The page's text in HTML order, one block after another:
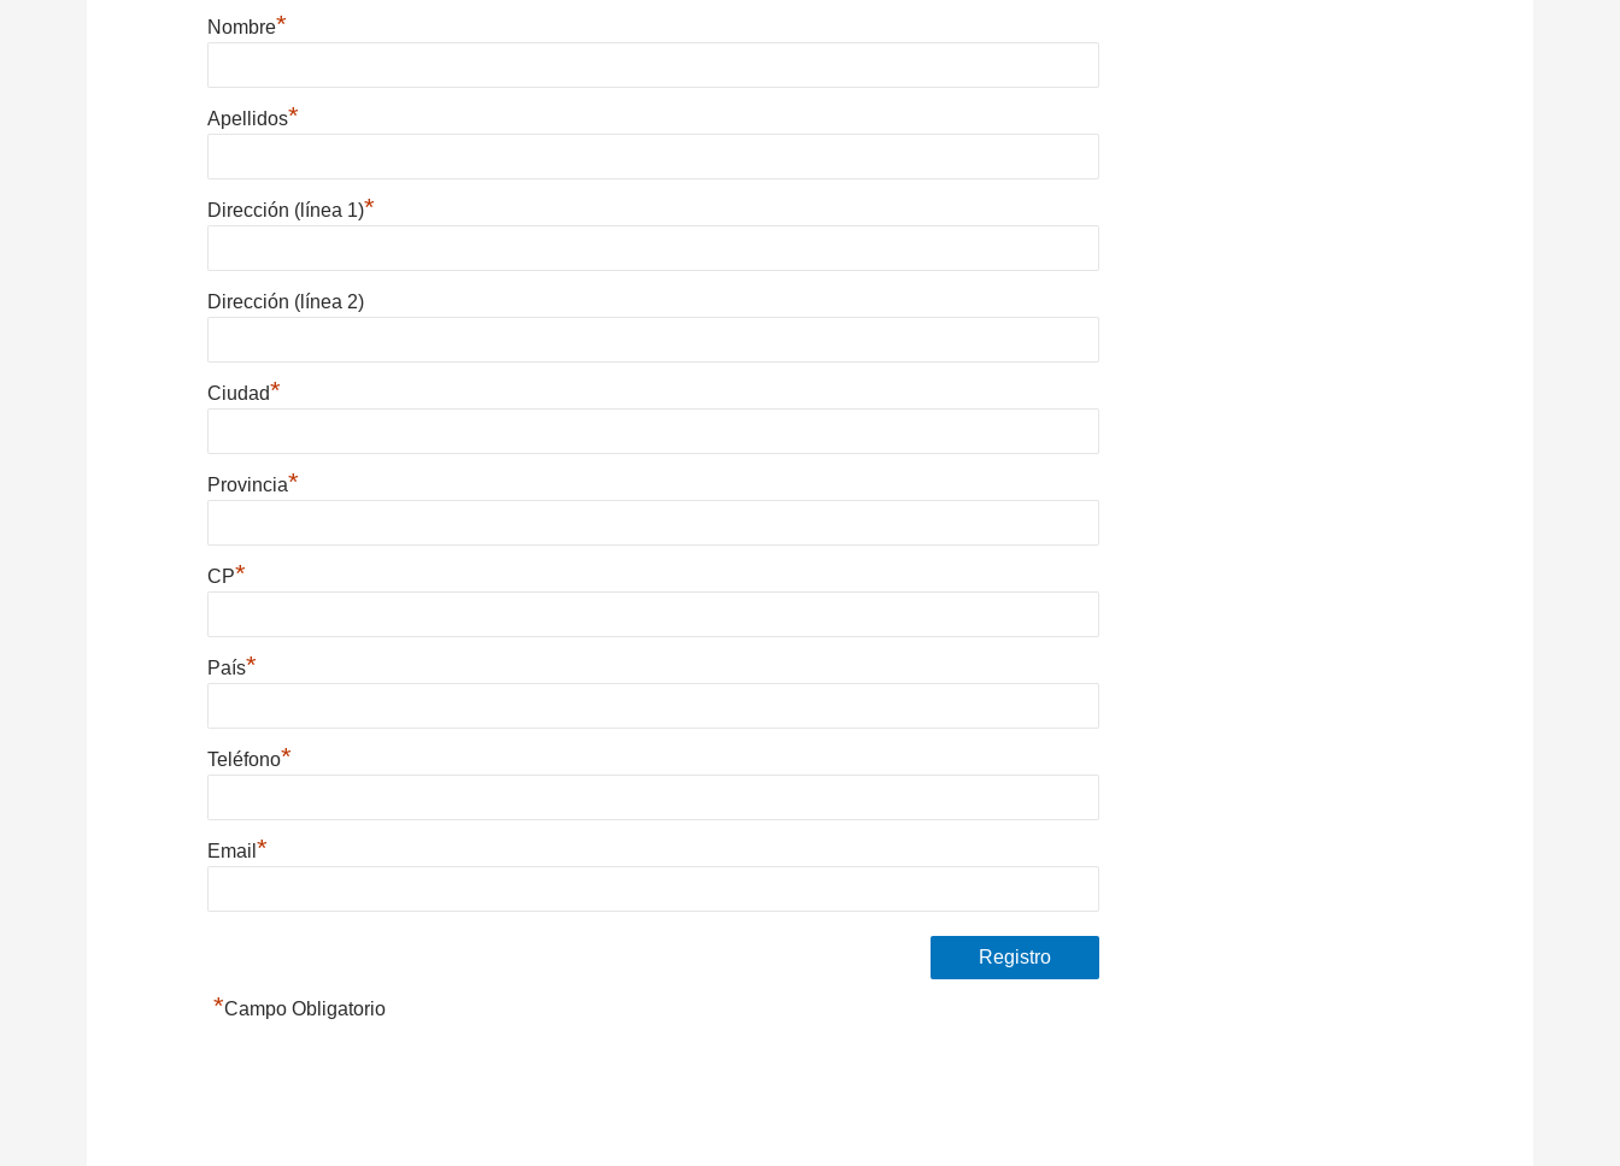
Nombre*
Apellidos*
Dirección (línea 1)*
Dirección (línea 2)
Ciudad*
Provincia*
CP*
País*
Teléfono*
Email*
*Campo Obligatorio